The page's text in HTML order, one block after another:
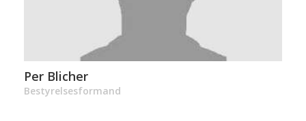
Per Blicher
Bestyrelsesformand